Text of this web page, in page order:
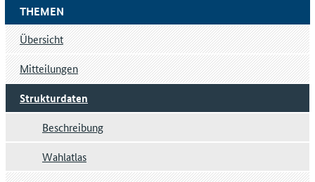
THEMEN
Übersicht
Mitteilungen
Strukturdaten
Beschreibung
Wahlatlas